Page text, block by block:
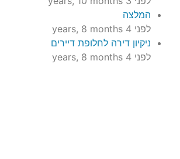
המלצה
לפני 4 years, 8 months
ניקיון דירה לחלופת דיירים
לפני 4 years, 8 months